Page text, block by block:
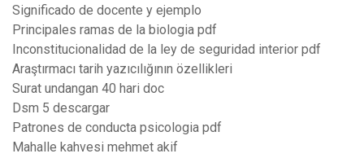
Significado de docente y ejemplo
Principales ramas de la biologia pdf
Inconstitucionalidad de la ley de seguridad interior pdf
Araştırmacı tarih yazıcılığının özellikleri
Surat undangan 40 hari doc
Dsm 5 descargar
Patrones de conducta psicologia pdf
Mahalle kahvesi mehmet akif